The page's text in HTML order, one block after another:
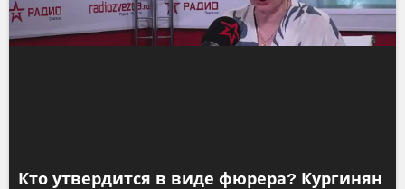
Кто утвердится в виде фюрера? Кургинян